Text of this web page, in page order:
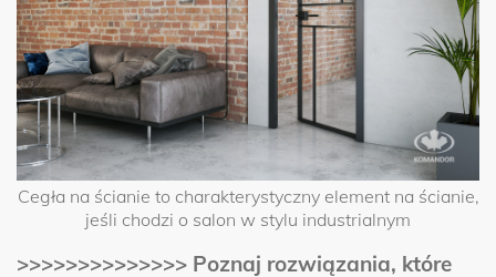
Cegła na ścianie to charakterystyczny element na ścianie,
jeśli chodzi o salon w stylu industrialnym
>>>>>>>>>>>>>> Poznaj rozwiązania, które